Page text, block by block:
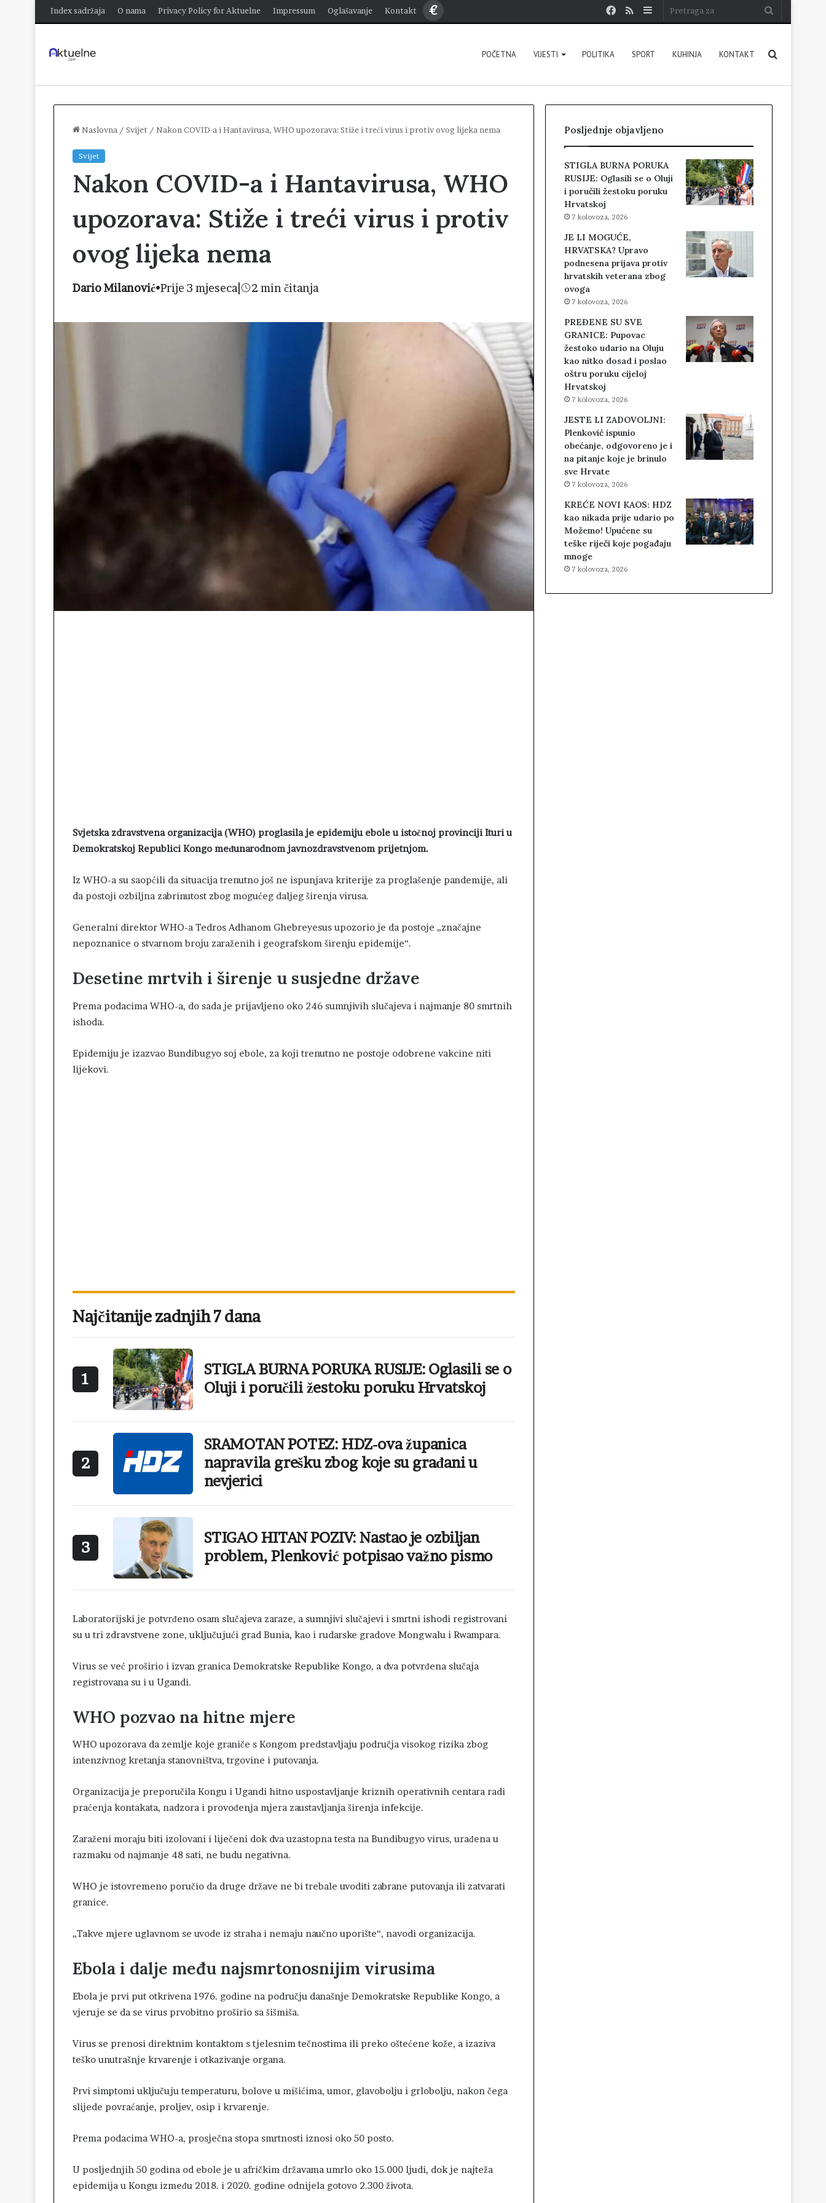
Index sadržaja O nama Privacy Policy for Aktuelne Impressum Oglašavanje Kontakt € Sidebar
RSS
Facebook
POČETNA VIJESTI POLITIKA SPORT KUHINJA KONTAKT Pretraga
Naslovna / Svijet / Nakon COVID-a i Hantavirusa, WHO upozorava: Stiže i treći virus i protiv ovog lijeka nema
Svijet
Nakon COVID-a i Hantavirusa, WHO
upozorava: Stiže i treći virus i protiv
ovog lijeka nema
Dario Milanović•Prije 3 mjeseca 2 min čitanja
Svjetska zdravstvena organizacija (WHO) proglasila je epidemiju ebole u istočnoj provinciji Ituri u
Demokratskoj Republici Kongo međunarodnom javnozdravstvenom prijetnjom.
Iz WHO-a su saopćili da situacija trenutno još ne ispunjava kriterije za proglašenje pandemije, ali
da postoji ozbiljna zabrinutost zbog mogućeg daljeg širenja virusa.
Generalni direktor WHO-a Tedros Adhanom Ghebreyesus upozorio je da postoje „značajne
nepoznanice o stvarnom broju zaraženih i geografskom širenju epidemije“.
Desetine mrtvih i širenje u susjedne države
Prema podacima WHO-a, do sada je prijavljeno oko 246 sumnjivih slučajeva i najmanje 80 smrtnih
ishoda.
Epidemiju je izazvao Bundibugyo soj ebole, za koji trenutno ne postoje odobrene vakcine niti
lijekovi.
Najčitanije zadnjih 7 dana
1
STIGLA BURNA PORUKA RUSIJE: Oglasili se o
Oluji i poručili žestoku poruku Hrvatskoj
2
SRAMOTAN POTEZ: HDZ-ova županica
napravila grešku zbog koje su građani u
nevjerici
3
STIGAO HITAN POZIV: Nastao je ozbiljan
problem, Plenković potpisao važno pismo
Laboratorijski je potvrđeno osam slučajeva zaraze, a sumnjivi slučajevi i smrtni ishodi registrovani
su u tri zdravstvene zone, uključujući grad Bunia, kao i rudarske gradove Mongwalu i Rwampara.
Virus se već proširio i izvan granica Demokratske Republike Kongo, a dva potvrđena slučaja
registrovana su i u Ugandi.
WHO pozvao na hitne mjere
WHO upozorava da zemlje koje graniče s Kongom predstavljaju područja visokog rizika zbog
intenzivnog kretanja stanovništva, trgovine i putovanja.
Organizacija je preporučila Kongu i Ugandi hitno uspostavljanje kriznih operativnih centara radi
praćenja kontakata, nadzora i provođenja mjera zaustavljanja širenja infekcije.
Zaraženi moraju biti izolovani i liječeni dok dva uzastopna testa na Bundibugyo virus, urađena u
razmaku od najmanje 48 sati, ne budu negativna.
WHO je istovremeno poručio da druge države ne bi trebale uvoditi zabrane putovanja ili zatvarati
granice.
„Takve mjere uglavnom se uvode iz straha i nemaju naučno uporište“, navodi organizacija.
Ebola i dalje među najsmrtonosnijim virusima
Ebola je prvi put otkrivena 1976. godine na području današnje Demokratske Republike Kongo, a
vjeruje se da se virus prvobitno proširio sa šišmiša.
Virus se prenosi direktnim kontaktom s tjelesnim tečnostima ili preko oštećene kože, a izaziva
teško unutrašnje krvarenje i otkazivanje organa.
Prvi simptomi uključuju temperaturu, bolove u mišićima, umor, glavobolju i grlobolju, nakon čega
slijede povraćanje, proljev, osip i krvarenje.
Prema podacima WHO-a, prosječna stopa smrtnosti iznosi oko 50 posto.
U posljednjih 50 godina od ebole je u afričkim državama umrlo oko 15.000 ljudi, dok je najteža
epidemija u Kongu između 2018. i 2020. godine odnijela gotovo 2.300 života.
Posljednje objavljeno
STIGLA BURNA PORUKA
RUSIJE: Oglasili se o Oluji
i poručili žestoku poruku
Hrvatskoj
7 kolovoza, 2026
JE LI MOGUĆE,
HRVATSKA? Upravo
podnesena prijava protiv
hrvatskih veterana zbog
ovoga
7 kolovoza, 2026
PREĐENE SU SVE
GRANICE: Pupovac
žestoko udario na Oluju
kao nitko dosad i poslao
oštru poruku cijeloj
Hrvatskoj
7 kolovoza, 2026
JESTE LI ZADOVOLJNI:
Plenković ispunio
obećanje, odgovoreno je i
na pitanje koje je brinulo
sve Hrvate
7 kolovoza, 2026
KREĆE NOVI KAOS: HDZ
kao nikada prije udario po
Možemo! Upućene su
teške riječi koje pogađaju
mnoge
7 kolovoza, 2026